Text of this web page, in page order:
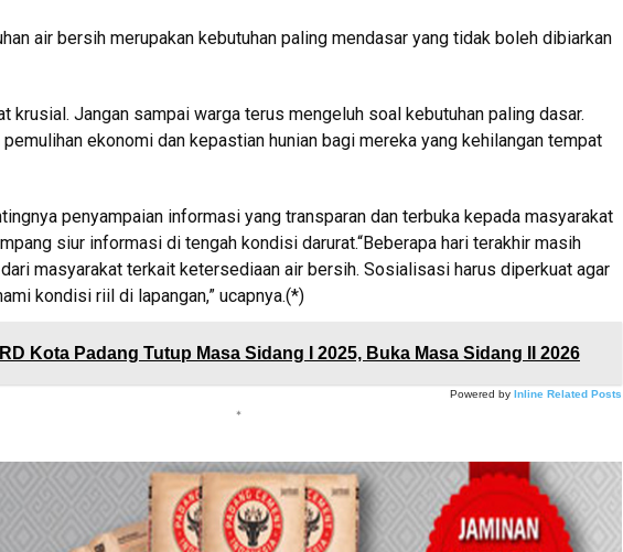
air bersih merupakan kebutuhan paling mendasar yang tidak boleh dibiarkan
krusial. Jangan sampai warga terus mengeluh soal kebutuhan paling dasar.
ekonomi dan kepastian hunian bagi mereka yang kehilangan tempat
penyampaian informasi yang transparan dan terbuka kepada masyarakat
siur informasi di tengah kondisi darurat.“Beberapa hari terakhir masih
masyarakat terkait ketersediaan air bersih. Sosialisasi harus diperkuat agar
kondisi riil di lapangan,” ucapnya.(*)
Kota Padang Tutup Masa Sidang I 2025, Buka Masa Sidang II 2026
Powered by Inline Related Posts
*